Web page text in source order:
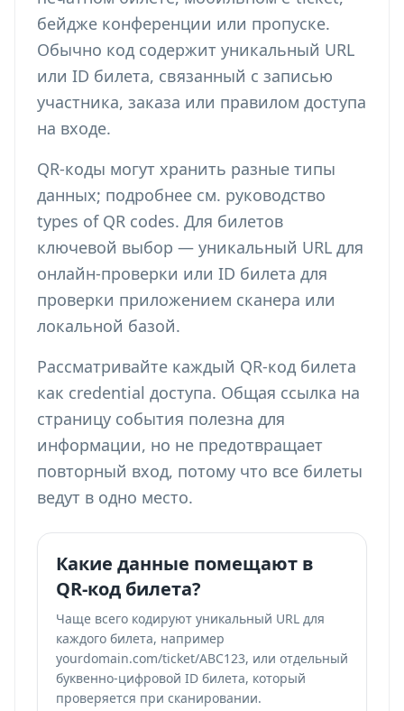
бейдже конференции или пропуске.
Обычно код содержит уникальный URL
или ID билета, связанный с записью
участника, заказа или правилом доступа
на входе.
QR-коды могут хранить разные типы
данных; подробнее см. руководство
types of QR codes. Для билетов
ключевой выбор — уникальный URL для
онлайн-проверки или ID билета для
проверки приложением сканера или
локальной базой.
Рассматривайте каждый QR-код билета
как credential доступа. Общая ссылка на
страницу события полезна для
информации, но не предотвращает
повторный вход, потому что все билеты
ведут в одно место.
Какие данные помещают в
QR-код билета?
Чаще всего кодируют уникальный URL для
каждого билета, например
yourdomain.com/ticket/ABC123, или отдельный
буквенно-цифровой ID билета, который
проверяется при сканировании.